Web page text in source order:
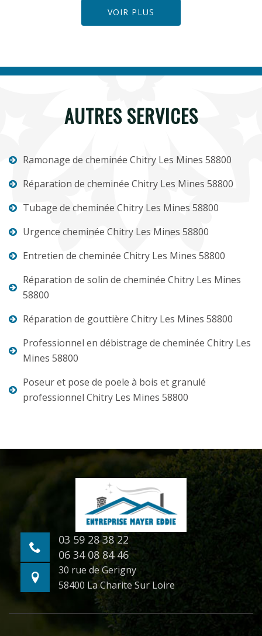
VOIR PLUS
AUTRES SERVICES
Ramonage de cheminée Chitry Les Mines 58800
Réparation de cheminée Chitry Les Mines 58800
Tubage de cheminée Chitry Les Mines 58800
Urgence cheminée Chitry Les Mines 58800
Entretien de cheminée Chitry Les Mines 58800
Réparation de solin de cheminée Chitry Les Mines
58800
Réparation de gouttière Chitry Les Mines 58800
Professionnel en débistrage de cheminée Chitry Les
Mines 58800
Poseur et pose de poele à bois et granulé
professionnel Chitry Les Mines 58800
03 59 28 38 22
06 34 08 84 46
30 rue de Gerigny
58400 La Charite Sur Loire